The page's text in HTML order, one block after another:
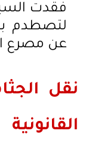
فقدت
لتصطدم
عن مصرع
نقل
القانونية